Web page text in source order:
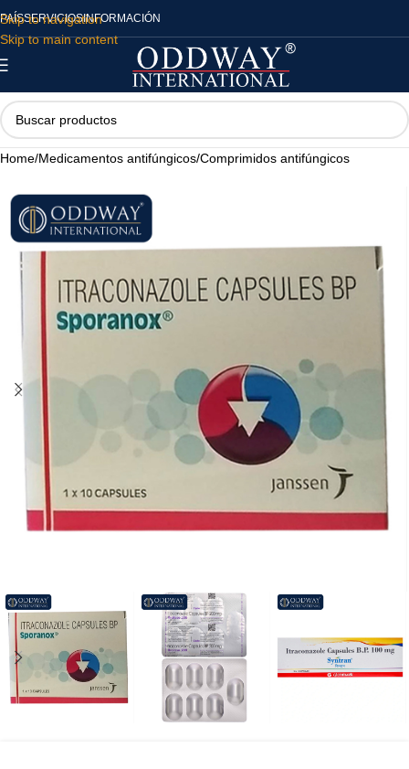
Skip to navigation
Skip to main content
PAÍSSERVICIOSINFORMACIÓN
Home/Medicamentos antifúngicos/Comprimidos antifúngicos